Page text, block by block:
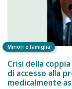
Minori e famiglia
Crisi della
di accesso alla
medicalmente